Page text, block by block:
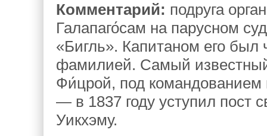
Комментарий: подруга
Галапаго́сам на парусном
«Бигль». Капитаном его был
фамилией. Самый
Фи́црой, под командованием
— в 1837 году уступил
Уикхэму.